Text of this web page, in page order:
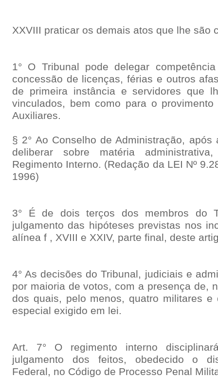
XXVIII praticar os demais atos que lhe são
1° O Tribunal pode delegar
concessão de licenças, férias e outros
de primeira instância e servidores que
vinculados, bem como para o
Auxiliares.
§ 2° Ao Conselho de Administração,
deliberar sobre matéria
Regimento Interno. (Redação da LEI Nº
1996)
3° É de dois terços dos membros do
julgamento das hipóteses previstas nos
alínea f , XVIII e XXIV, parte final, deste
4° As decisões do Tribunal, judiciais e
por maioria de votos, com a presença de,
dos quais, pelo menos, quatro militares
especial exigido em lei.
Art. 7° O regimento interno
julgamento dos feitos, obedecido o
Federal, no Código de Processo Penal